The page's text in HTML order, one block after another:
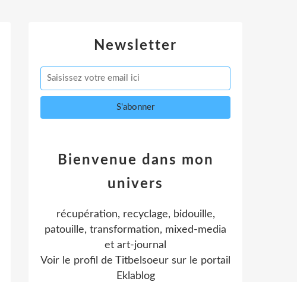
Newsletter
Bienvenue dans mon
univers
récupération, recyclage, bidouille,
patouille, transformation, mixed-media
et art-journal
Voir le profil de Titbelsoeur sur le portail
Eklablog